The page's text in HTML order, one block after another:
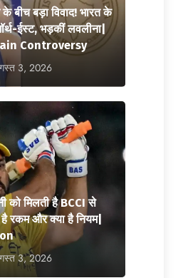
बीच बड़ा विवाद! भारत के
ईस्ट, भड़कीं लवलीना|
Controversy
3, 2026
को मिलती है BCCI से
रकम और क्या है नियम|
3, 2026